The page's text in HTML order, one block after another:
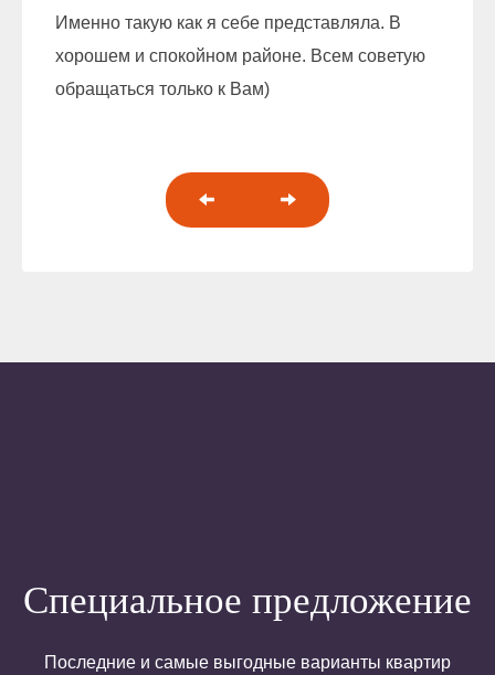
Именно такую как я себе представляла. В
хорошем и спокойном районе. Всем советую
обращаться только к Вам)
Специальное предложение
Последние и самые выгодные варианты квартир